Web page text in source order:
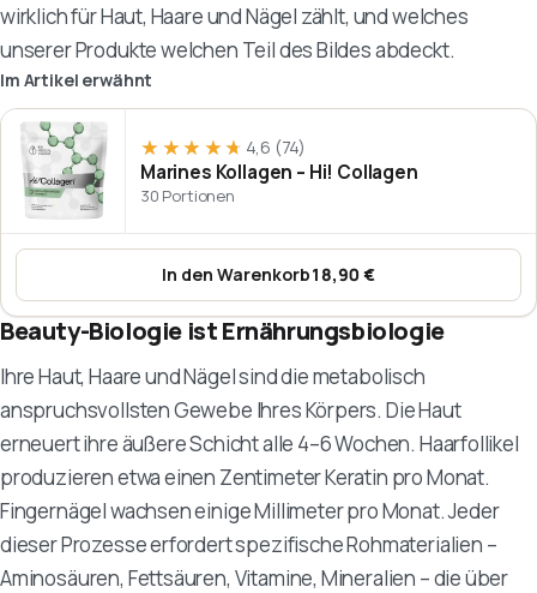
wirklich für Haut, Haare und Nägel zählt, und welches
unserer Produkte welchen Teil des Bildes abdeckt.
Im Artikel erwähnt
★★★★★
★★★★★ 4,6 (74)
Marines Kollagen – Hi! Collagen
30 Portionen
In den Warenkorb18,90 €
:Marines Kollagen – Hi!
Beauty-Biologie ist Ernährungsbiologie
Ihre Haut, Haare und Nägel sind die metabolisch
anspruchsvollsten Gewebe Ihres Körpers. Die Haut
erneuert ihre äußere Schicht alle 4–6 Wochen. Haarfollikel
produzieren etwa einen Zentimeter Keratin pro Monat.
Fingernägel wachsen einige Millimeter pro Monat. Jeder
dieser Prozesse erfordert spezifische Rohmaterialien –
Aminosäuren, Fettsäuren, Vitamine, Mineralien – die über